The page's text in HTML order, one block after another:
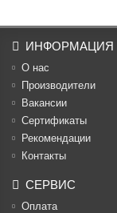
ИНФОРМАЦИЯ
О нас
Производители
Вакансии
Cертификаты
Рекомендации
Контакты
СЕРВИС
Оплата